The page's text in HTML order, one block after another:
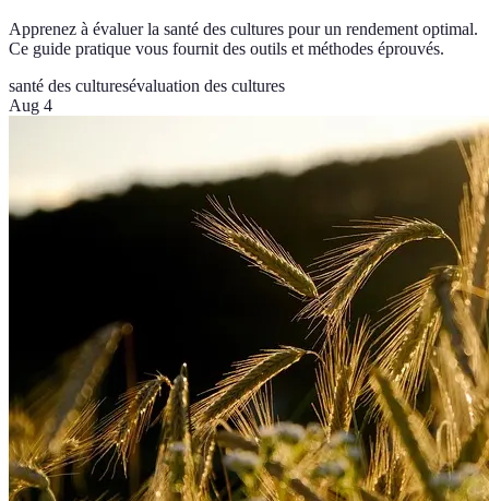
Apprenez à évaluer la santé des cultures pour un rendement optimal.
Ce guide pratique vous fournit des outils et méthodes éprouvés.
santé des culturesévaluation des cultures
Aug 4